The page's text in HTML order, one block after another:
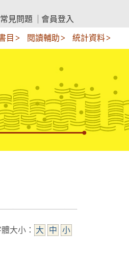
常見問題 會員登入
目 閱讀輔助 統計資料
大小： 大 中 小